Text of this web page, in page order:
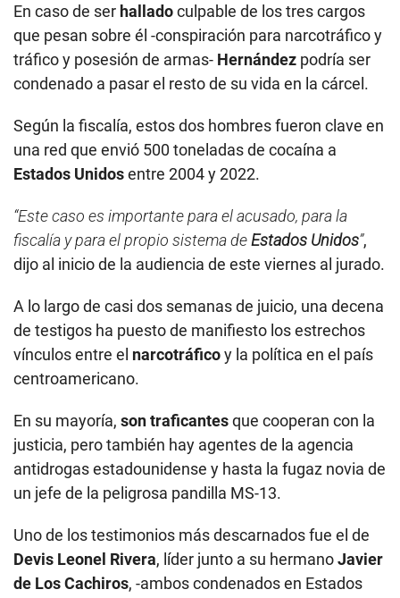
En caso de ser halladoculpable de los tres cargos
que pesan sobre él -conspiración para narcotráfico y
tráfico y posesión de armas- Hernández podría ser
condenado a pasar el resto de su vida en la cárcel.
Según la fiscalía, estos dos hombres fueron clave en
una red que envió 500 toneladas de cocaína a
Estados Unidosentre 2004 y 2022.
“Este caso es importante para el acusado, para la
fiscalía y para el propio sistema deEstados Unidos”,
dijo al inicio de la audiencia de este viernes al jurado.
A lo largo de casi dos semanas de juicio, una decena
de testigos ha puesto de manifiesto los estrechos
vínculos entre el narcotráficoy la política en el país
centroamericano.
En su mayoría, son traficantesque cooperan con la
justicia, pero también hay agentes de la agencia
antidrogas estadounidense y hasta la fugaz novia de
un jefe de la peligrosa pandilla MS-13.
Uno de los testimonios más descarnados fue el de
Devis Leonel Rivera, líder junto a su hermanoJavier
de Los Cachiros, -ambos condenados en Estados